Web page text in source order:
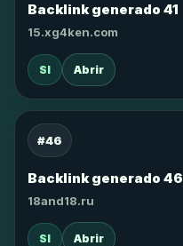
Backlink generado 41
15.xg4ken.com
SI Abrir
#46
Backlink generado 46
18and18.ru
SI Abrir